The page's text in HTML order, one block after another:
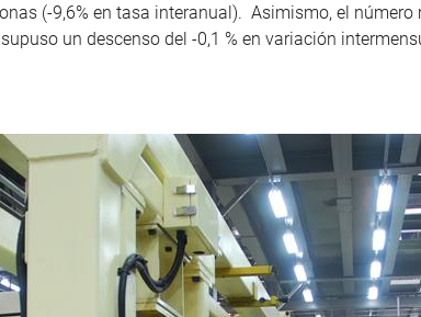
(-9,6% en tasa interanual). Asimismo, el
un descenso del -0,1 % en variación